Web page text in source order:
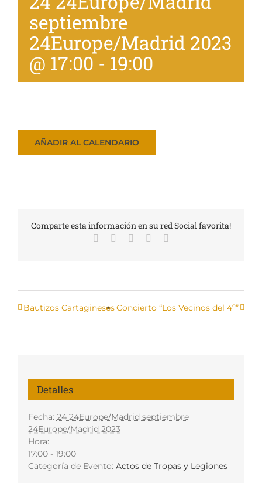
Tienda
septiembre
24Europe/Madrid 2023
@ 17:00 - 19:00
AÑADIR AL CALENDARIO
Comparte esta información en su red Social favorita!
Facebook LinkedInWhatsApp
Bautizos CartaginesesConcierto “Los Vecinos del 4º”
Detalles
Fecha: 24 24Europe/Madrid septiembre
24Europe/Madrid 2023
Hora:
17:00 - 19:00
Categoría de Evento: Actos de Tropas y Legiones